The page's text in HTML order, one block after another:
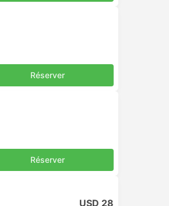
Réserver
Réserver
USD 28